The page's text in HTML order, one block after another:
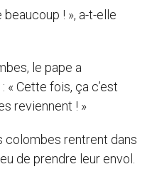
beaucoup ! », a-t-elle
le pape a
« Cette fois, ça c’est
reviennent ! »
colombes rentrent dans
de prendre leur envol.